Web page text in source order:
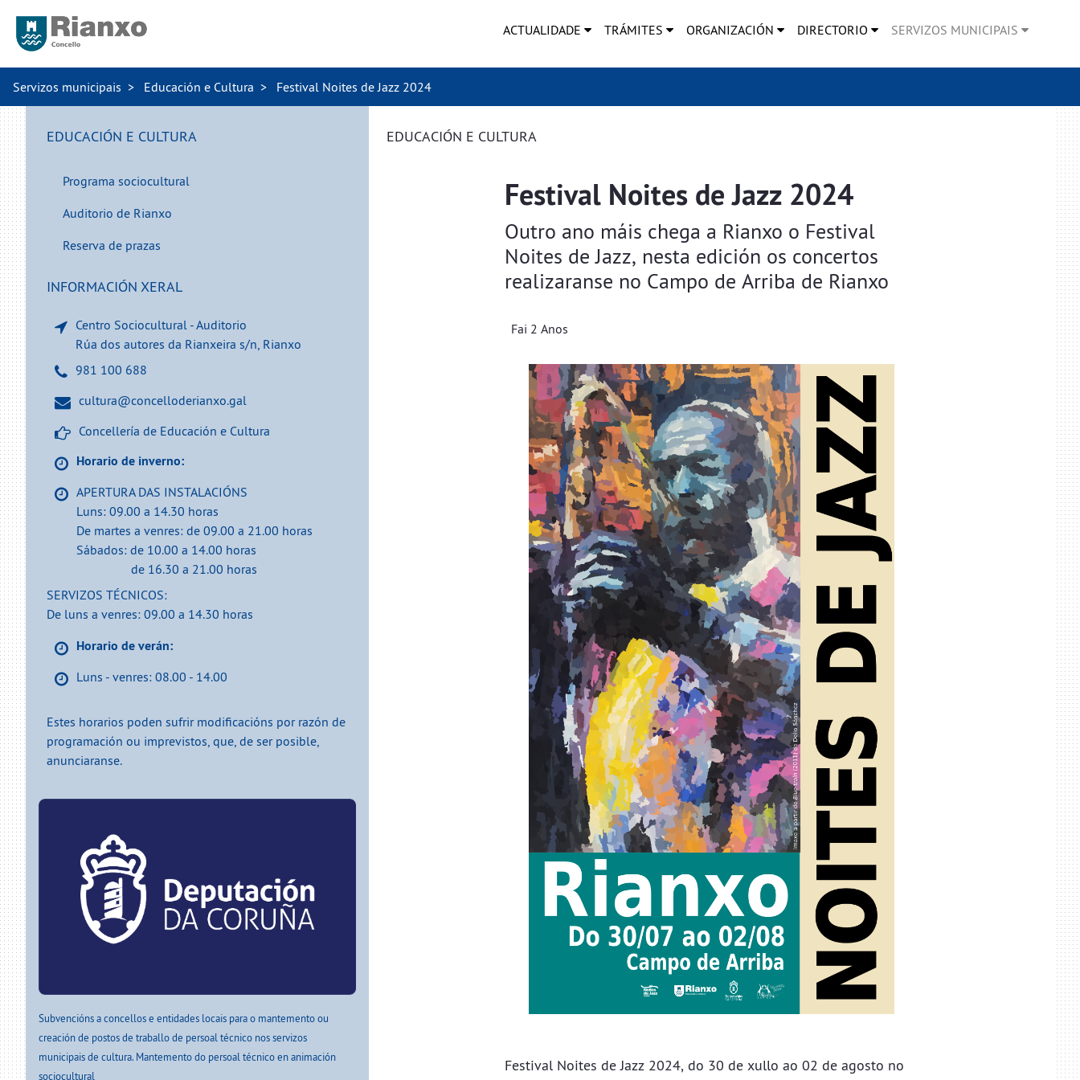
ACTUALIDADE TRÁMITES ORGANIZACIÓN DIRECTORIO SERVIZOS MUNICIPAIS
Servizos municipais Educación e Cultura Festival Noites de Jazz 2024
EDUCACIÓN E CULTURA
Programa sociocultural
Auditorio de Rianxo
Reserva de prazas
INFORMACIÓN XERAL
Centro Sociocultural - Auditorio
Rúa dos autores da Rianxeira s/n, Rianxo
981 100 688
cultura@concelloderianxo.gal
Concellería de Educación e Cultura
Horario de inverno:
APERTURA DAS INSTALACIÓNS
Luns: 09.00 a 14.30 horas
De martes a venres: de 09.00 a 21.00 horas
Sábados: de 10.00 a 14.00 horas
de 16.30 a 21.00 horas
SERVIZOS TÉCNICOS:
De luns a venres: 09.00 a 14.30 horas
Horario de verán:
Luns - venres: 08.00 - 14.00
Estes horarios poden sufrir modificacións por razón de
programación ou imprevistos, que, de ser posible,
anunciaranse.
Subvencións a concellos e entidades locais para o mantemento ou
creación de postos de traballo de persoal técnico nos servizos
municipais de cultura. Mantemento do persoal técnico en animación
sociocultural
EDUCACIÓN E CULTURA
Festival Noites de Jazz 2024
Outro ano máis chega a Rianxo o Festival
Noites de Jazz, nesta edición os concertos
realizaranse no Campo de Arriba de Rianxo
Fai 2 Anos
Festival Noites de Jazz 2024, do 30 de xullo ao 02 de agosto no